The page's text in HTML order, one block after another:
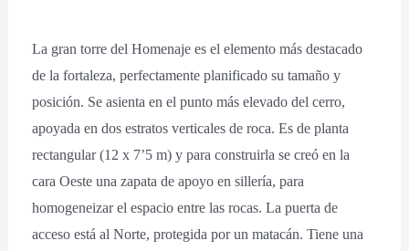
La gran torre del Homenaje es el elemento más destacado
de la fortaleza, perfectamente planificado su tamaño y
posición. Se asienta en el punto más elevado del cerro,
apoyada en dos estratos verticales de roca. Es de planta
rectangular (12 x 7’5 m) y para construirla se creó en la
cara Oeste una zapata de apoyo en sillería, para
homogeneizar el espacio entre las rocas. La puerta de
acceso está al Norte, protegida por un matacán. Tiene una